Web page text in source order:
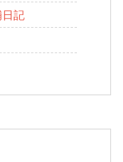
記